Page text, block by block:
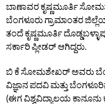
ಬಾಣಾವರ ಕೃಷ್ಣಮೂರ್ತಿ
ಬೆಂಗಳೂರು ಗ್ರಾಮಾಂತರ
ತಂದೆ ಕೃಷ್ಣಮೂರ್ತಿ
ಸರ್ಕಾರಿ ಪ್ಲೀಡರ್‌ ಆಗಿದ್ದರು.
ಬಿ ಕೆ ಸೋಮಶೇಖರ್‌ ಅವರು
ವಿಜ್ಞಾನ ಪದವಿ ಮತ್ತು
(ಈಗ ವಿಶ್ವವಿದ್ಯಾಲಯ ಕಾನೂನು